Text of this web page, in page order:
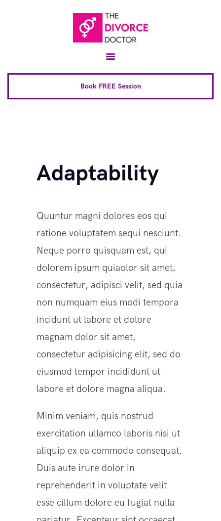
Book FREE Session
Conscious Uncoupling™
Book Complete 6 Session
Downloads
Adaptability
Quuntur magni dolores eos qui
ratione voluptatem sequi nesciunt.
Neque porro quisquam est, qui
dolorem ipsum quiaolor sit amet,
consectetur, adipisci velit, sed quia
non numquam eius modi tempora
incidunt ut labore et dolore
magnam dolor sit amet,
consectetur adipisicing elit, sed do
eiusmod tempor incididunt ut
labore et dolore magna aliqua.
Minim veniam, quis nostrud
exercitation ullamco laboris nisi ut
aliquip ex ea commodo consequat.
Duis aute irure dolor in
reprehenderit in voluptate velit
esse cillum dolore eu fugiat nulla